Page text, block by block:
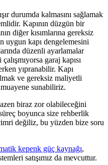
durumda kalmasını sağlamak
Kapının düzgün bir
diğer kısımlarına gereksiz
uygun kapı dengelemesini
düzenli ayarlamalar
garaj kapısı
yıpranabilir. Kapı
ve gereksiz maliyetli
sunabiliriz.
biraz zor olabileceğini
boyunca size rehberlik
değiliz, bu yüzden bize soru
kepenk güç kaynağı,
satışımız da mevcuttur.